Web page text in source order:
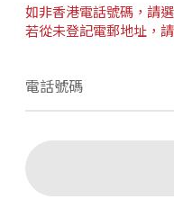
如非香港電話號碼，請
若從未登記電郵地址，
電話號碼